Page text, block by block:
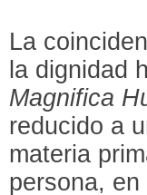
La
la dignidad
Magnifica
reducido a
materia
persona,